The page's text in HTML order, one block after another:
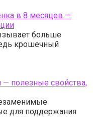
в 8 месяцев —
больше
крошечный
— полезные свойства,
для поддержания